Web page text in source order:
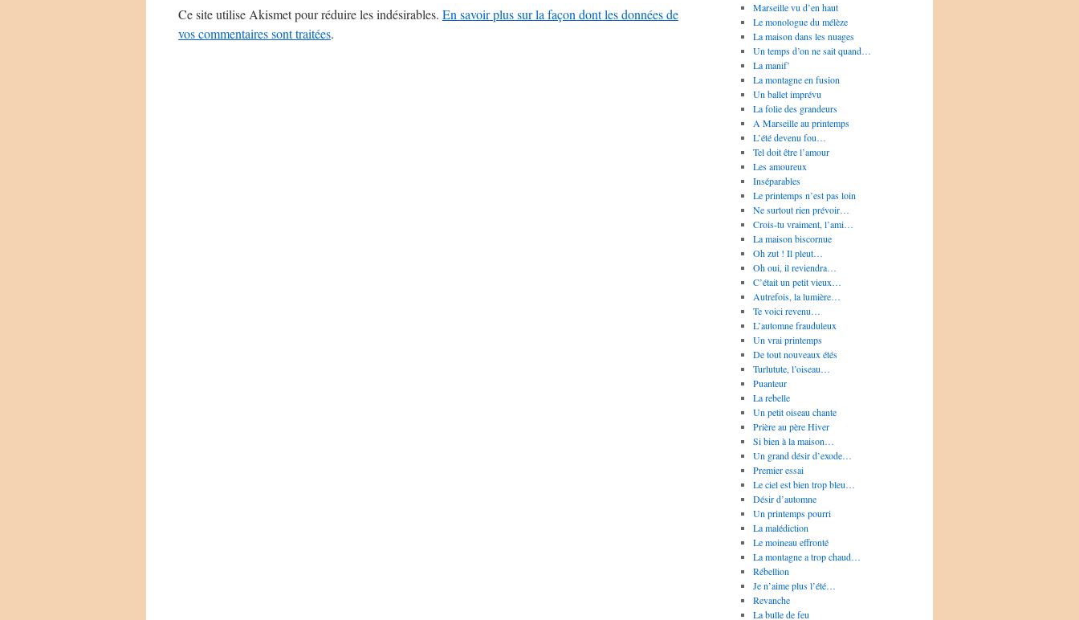
Ce site utilise Akismet pour réduire les indésirables. En savoir plus sur la façon dont les données de
vos commentaires sont traitées.
Marseille vu d’en haut
Le monologue du mélèze
La maison dans les nuages
Un temps d’on ne sait quand…
La manif’
La montagne en fusion
Un ballet imprévu
La folie des grandeurs
A Marseille au printemps
L’été devenu fou…
Tel doit être l’amour
Les amoureux
Inséparables
Le printemps n’est pas loin
Ne surtout rien prévoir…
Crois-tu vraiment, l’ami…
La maison biscornue
Oh zut ! Il pleut…
Oh oui, il reviendra…
C’était un petit vieux…
Autrefois, la lumière…
Te voici revenu…
L’automne frauduleux
Un vrai printemps
De tout nouveaux étés
Turlutute, l’oiseau…
Puanteur
La rebelle
Un petit oiseau chante
Prière au père Hiver
Si bien à la maison…
Un grand désir d’exode…
Premier essai
Le ciel est bien trop bleu…
Désir d’automne
Un printemps pourri
La malédiction
Le moineau effronté
La montagne a trop chaud…
Rébellion
Je n’aime plus l’été…
Revanche
La bulle de feu